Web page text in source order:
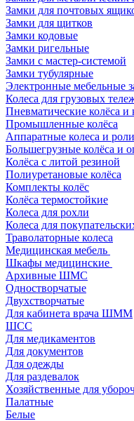
Замки для почтовых
Замки для щитков
Замки кодовые
Замки ригельные
Замки с мастер-системой
Замки тубулярные
Электронные мебельные
Колеса для грузовых
Пневматические колёса и
Промышленные колёса
Аппаратные колеса и
Большегрузные колёса и
Колёса с литой резиной
Полиуретановые колёса
Комплекты колёс
Колёса термостойкие
Колеса для рохли
Колеса для
Траволаторные колеса
Медицинская мебель
Шкафы медицинские
Архивные ШМС
Одностворчатые
Двухстворчатые
Для кабинета врача ШММ
ШСС
Для медикаментов
Для документов
Для одежды
Для раздевалок
Хозяйственные для
Палатные
Белые